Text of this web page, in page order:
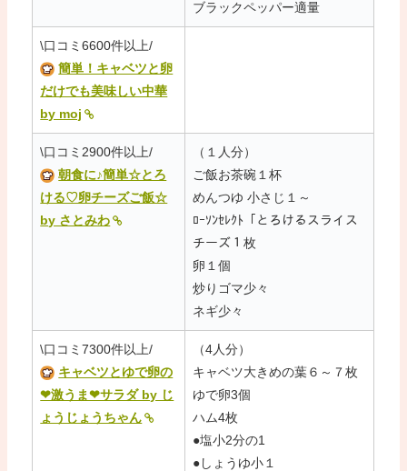
ブラックペッパー適量
\口コミ6600件以上/
簡単！キャベツと卵
だけでも美味しい中華
by moj
\口コミ2900件以上/
朝食に♪簡単☆とろ
ける♡卵チーズご飯☆
by さとみわ
（１人分）
ご飯お茶碗１杯
めんつゆ 小さじ１～
ﾛｰｿﾝｾﾚｸﾄ「とろけるスライス
チーズ１枚
卵１個
炒りゴマ少々
ネギ少々
\口コミ7300件以上/
キャベツとゆで卵の
❤激うま❤サラダ by じ
ょうじょうちゃん
（4人分）
キャベツ大きめの葉６～７枚
ゆで卵3個
ハム4枚
●塩小2分の1
●しょうゆ小１